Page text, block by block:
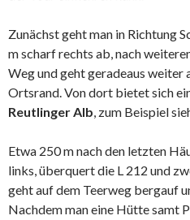
Zunächst geht man in Richtung
m scharf rechts ab, nach
Weg und geht geradeaus weiter
Ortsrand. Von dort bietet sich
Reutlinger Alb, zum Beispiel
Etwa 250 m nach den letzten
links, überquert die L 212 und
geht auf dem Teerweg bergauf
Nachdem man eine Hütte samt